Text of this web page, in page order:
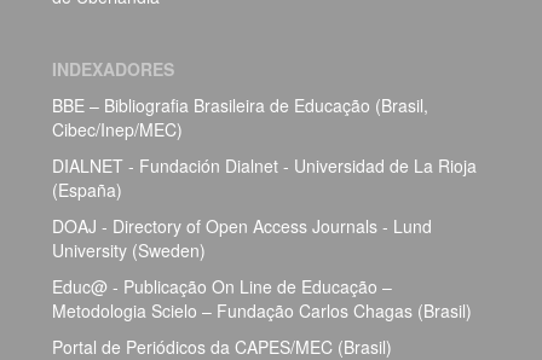
INDEXADORES
BBE – Bibliografia Brasileira de Educação (Brasil,
Cibec/Inep/MEC)
DIALNET - Fundación Dialnet - Universidad de La Rioja
(España)
DOAJ - Directory of Open Access Journals - Lund
University (Sweden)
Educ@ - Publicação On Line de Educação –
Metodologia Scielo – Fundação Carlos Chagas (Brasil)
Portal de Periódicos da CAPES/MEC (Brasil)